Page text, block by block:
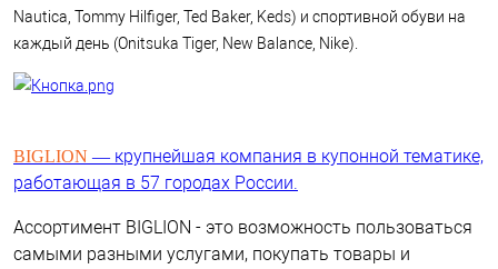
Nautica, Tommy Hilfiger, Ted Baker, Keds) и спортивной обуви на
каждый день (Onitsuka Tiger, New Balance, Nike).
BIGLION — крупнейшая компания в купонной тематике,
работающая в 57 городах России.
Ассортимент BIGLION - это возможность пользоваться
самыми разными услугами, покупать товары и